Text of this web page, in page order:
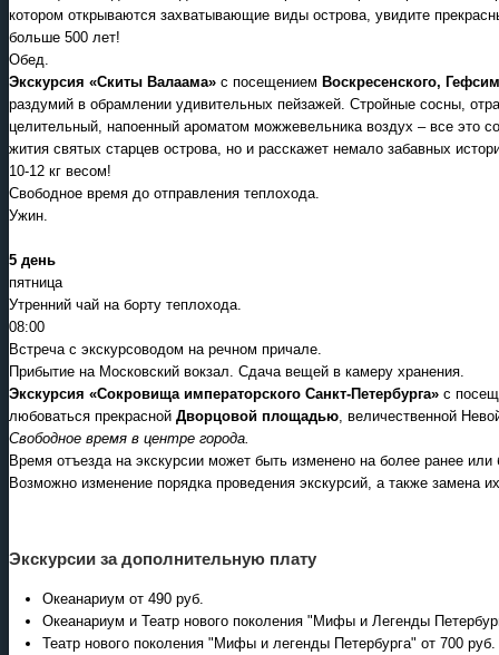
котором открываются захватывающие виды острова, увидите
больше 500 лет!
Обед.
Экскурсия «Скиты Валаама» с посещением Воскресенского,
раздумий в обрамлении удивительных пейзажей. Стройные сосны,
целительный, напоенный ароматом можжевельника воздух – все это
жития святых старцев острова, но и расскажет немало забавных
10-12 кг весом!
Свободное время до отправления теплохода.
Ужин.
5 день
пятница
Утренний чай на борту теплохода.
08:00
Встреча с экскурсоводом на речном причале.
Прибытие на Московский вокзал. Сдача вещей в камеру хранения.
Экскурсия «Сокровища императорского Санкт-Петербурга» с
любоваться прекрасной Дворцовой площадью, величественной
Свободное время в центре города.
Время отъезда на экскурсии может быть изменено на более ранее или
Возможно изменение порядка проведения экскурсий, а также замена
Экскурсии за дополнительную плату
Океанариум от 490 руб.
Океанариум и Театр нового поколения "Мифы и Легенды
Театр нового поколения "Мифы и легенды Петербурга" от 700 руб.